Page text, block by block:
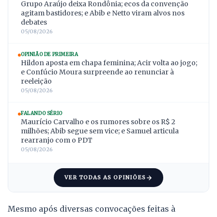
Grupo Araújo deixa Rondônia; ecos da convenção
agitam bastidores; e Abib e Netto viram alvos nos
debates
05/08/2026
OPINIÃO DE PRIMEIRA
Hildon aposta em chapa feminina; Acir volta ao jogo;
e Confúcio Moura surpreende ao renunciar à
reeleição
05/08/2026
FALANDO SÉRIO
Maurício Carvalho e os rumores sobre os R$ 2
milhões; Abib segue sem vice; e Samuel articula
rearranjo com o PDT
05/08/2026
VER TODAS AS OPINIÕES
Mesmo após diversas convocações feitas à